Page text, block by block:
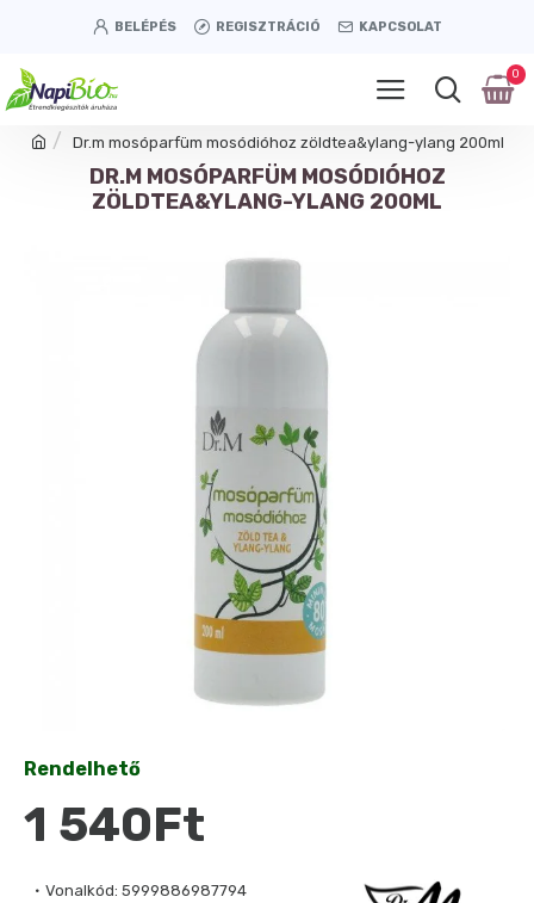
BELÉPÉS REGISZTRÁCIÓ KAPCSOLAT
0
Dr.m mosóparfüm mosódióhoz zöldtea&ylang-ylang 200ml
DR.M MOSÓPARFÜM MOSÓDIÓHOZ
ZÖLDTEA&YLANG-YLANG 200ML
Vonalkód: 5999886987794
Rendelhető
1 540Ft